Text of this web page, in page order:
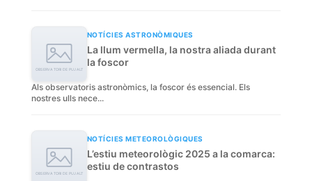
NOTÍCIES ASTRONÒMIQUES
La llum vermella, la nostra aliada durant
la foscor
Als observatoris astronòmics, la foscor és essencial. Els
nostres ulls nece...
NOTÍCIES METEOROLÒGIQUES
L’estiu meteorològic 2025 a la comarca:
estiu de contrastos